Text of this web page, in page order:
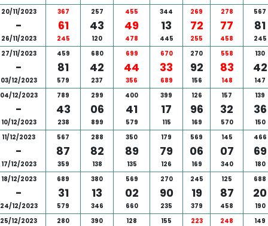
20/11/2023
-
26/11/2023
367
61
245
257
43
120
455
49
478
344
13
445
269
72
255
278
77
458
567
81
245
27/11/2023
-
03/12/2023
459
81
579
680
42
237
699
44
356
670
33
689
270
92
156
558
83
148
130
42
147
04/12/2023
-
10/12/2023
789
43
238
299
06
899
400
41
579
399
17
115
126
96
169
157
32
570
139
36
150
11/12/2023
-
17/12/2023
567
87
359
288
82
138
350
89
135
179
79
126
569
06
169
145
07
340
466
69
180
18/12/2023
-
24/12/2023
689
31
579
380
13
346
569
02
660
270
90
235
245
19
379
125
87
458
688
20
190
25/12/2023
280 390 128 155 223 248 149